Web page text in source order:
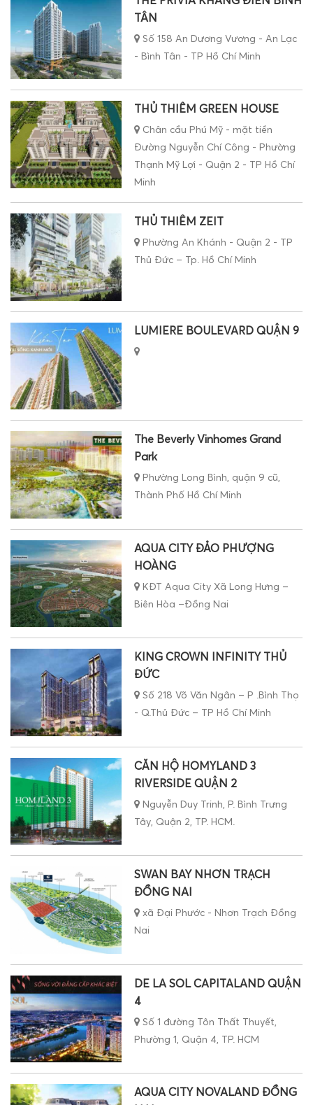
TÂN
Số 158 An Dương Vương - An Lạc
- Bình Tân - TP Hồ Chí Minh
THỦ THIÊM GREEN HOUSE
Chân cầu Phú Mỹ - mặt tiền
Đường Nguyễn Chí Công - Phường
Thạnh Mỹ Lợi - Quận 2 - TP Hồ Chí
Minh
THỦ THIÊM ZEIT
Phường An Khánh - Quận 2 - TP
Thủ Đức – Tp. Hồ Chí Minh
LUMIERE BOULEVARD QUẬN 9
The Beverly Vinhomes Grand
Park
Phường Long Bình, quận 9 cũ,
Thành Phố Hồ Chí Minh
AQUA CITY ĐẢO PHƯỢNG
HOÀNG
KĐT Aqua City Xã Long Hưng –
Biên Hòa –Đồng Nai
KING CROWN INFINITY THỦ
ĐỨC
Số 218 Võ Văn Ngân – P .Bình Thọ
- Q.Thủ Đức – TP Hồ Chí Minh
CĂN HỘ HOMYLAND 3
RIVERSIDE QUẬN 2
Nguyễn Duy Trinh, P. Bình Trưng
Tây, Quận 2, TP. HCM.
SWAN BAY NHƠN TRẠCH
ĐỒNG NAI
xã Đại Phước - Nhơn Trạch Đồng
Nai
DE LA SOL CAPITALAND QUẬN
4
Số 1 đường Tôn Thất Thuyết,
Phường 1, Quận 4, TP. HCM
AQUA CITY NOVALAND ĐỒNG